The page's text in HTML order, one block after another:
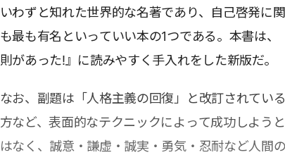
いわずと知れた世界的な名著であり、自己啓発に
も最も有名といっていい本の1つである。本書は
則があった!』に読みやすく手入れをした新版だ。
なお、副題は「人格主義の回復」と改訂されてい
方など、表面的なテクニックによって成功しよう
はなく、誠意・謙虚・誠実・勇気・忍耐など人間